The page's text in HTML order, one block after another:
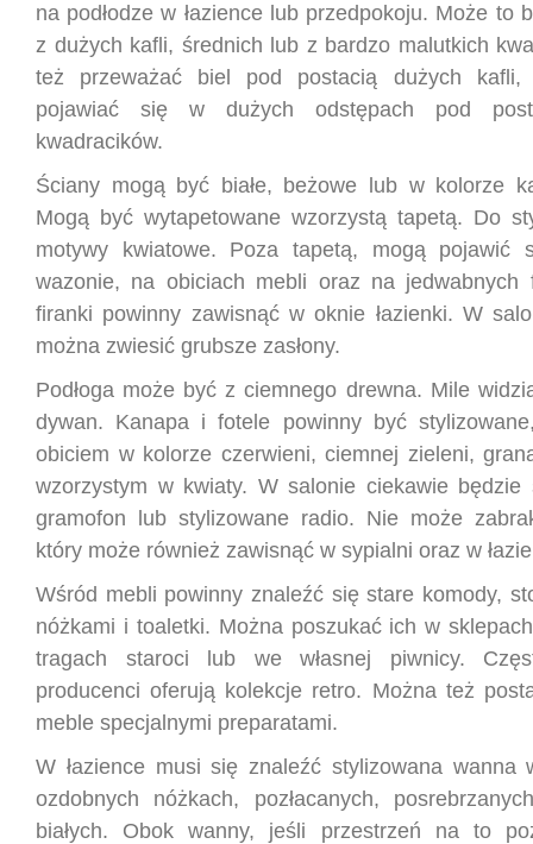
na podłodze w łazience lub przedpokoju. Może to
z dużych kafli, średnich lub z bardzo malutkich
też przeważać biel pod postacią dużych
pojawiać się w dużych odstępach pod
kwadracików.
Ściany mogą być białe, beżowe lub w kolorze
Mogą być wytapetowane wzorzystą tapetą. Do
motywy kwiatowe. Poza tapetą, mogą pojawić
wazonie, na obiciach mebli oraz na jedwabnych
firanki powinny zawisnąć w oknie łazienki. W
można zwiesić grubsze zasłony.
Podłoga może być z ciemnego drewna. Mile
dywan. Kanapa i fotele powinny być
obiciem w kolorze czerwieni, ciemnej zieleni,
wzorzystym w kwiaty. W salonie ciekawie będzie
gramofon lub stylizowane radio. Nie może
który może również zawisnąć w sypialni oraz w
Wśród mebli powinny znaleźć się stare komody,
nóżkami i toaletki. Można poszukać ich w
tragach staroci lub we własnej piwnicy.
producenci oferują kolekcje retro. Można też
meble specjalnymi preparatami.
W łazience musi się znaleźć stylizowana wanna
ozdobnych nóżkach, pozłacanych,
białych. Obok wanny, jeśli przestrzeń na to